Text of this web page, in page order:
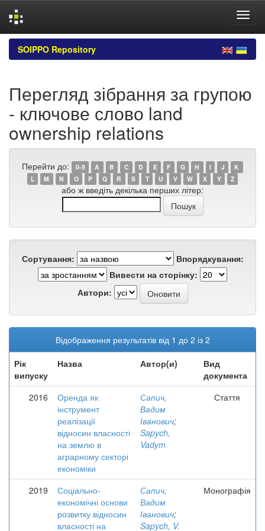
Skip
navigation
SOIPPO Repository
Перегляд зібрання за групою
- ключове слово land
ownership relations
Перейти до: 0-9 A B C D E F G H I J
K
L
M N O P Q R S T U V W X Y Z
або ж введіть декілька перших літер:
Сортування:
Впорядкування:
Вивести на сторінку:
Автори:
Відображення результатів від 1 до 2 із 2
Рік
випуску
Назва Автор(и)
Вид
документа
2016
Оренда як
інструмент
реалізації
відносин власності
на землю в
аграрному секторі
економіки
Сапич,
Вадим
Іванович;
Sapych,
Vadym
Стаття
2019
Соціально-
економічні основи
розвитку відносин
власності на
Сапич,
Вадим
Іванович;
Sapych, V.
Монографія